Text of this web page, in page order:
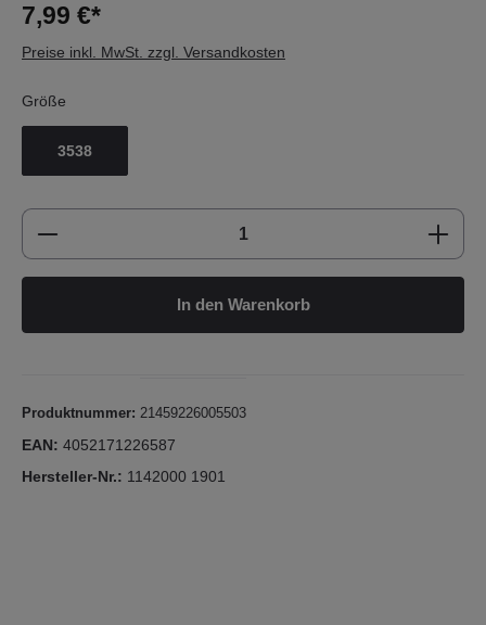
7,99 €*
Preise inkl. MwSt. zzgl. Versandkosten
Größe
3538
Produkt Anzahl: Gib den gewünschten
In den Warenkorb
Produktnummer: 21459226005503
EAN: 4052171226587
Hersteller-Nr.: 1142000 1901